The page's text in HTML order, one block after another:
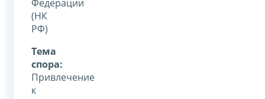
Федерации
(НК
РФ)
Тема
спора:
Привлечение
к